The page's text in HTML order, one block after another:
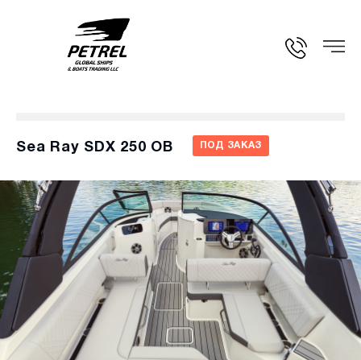
Sea Ray SDX 250 OB ПОД ЗАКАЗ